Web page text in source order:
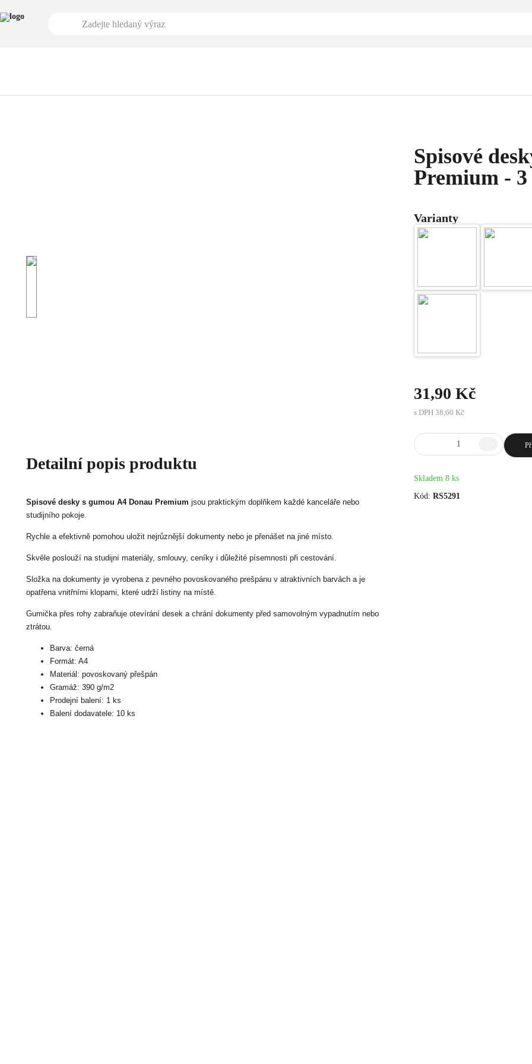
Detailní popis produktu
Spisové desky s gumou A4 Donau Premium jsou praktickým doplňkem každé kanceláře nebo
studijního pokoje.
Rychle a efektivně pomohou uložit nejrůznější dokumenty nebo je přenášet na jiné místo.
Skvěle poslouží na studijní materiály, smlouvy, ceníky i důležité písemnosti při cestování.
Složka na dokumenty je vyrobena z pevného povoskovaného prešpánu v atraktivních barvách a je
opatřena vnitřními klopami, které udrží listiny na místě.
Gumička přes rohy zabraňuje otevírání desek a chrání dokumenty před samovolným vypadnutím nebo
ztrátou.
Barva: černá
Formát: A4
Materiál: povoskovaný přešpán
Gramáž: 390 g/m2
Prodejní balení: 1 ks
Balení dodavatele: 10 ks
Spisové
Premium -
Varianty
31,90 Kč
s DPH 38,60 Kč
Skladem 8 ks
Kód: RS5291